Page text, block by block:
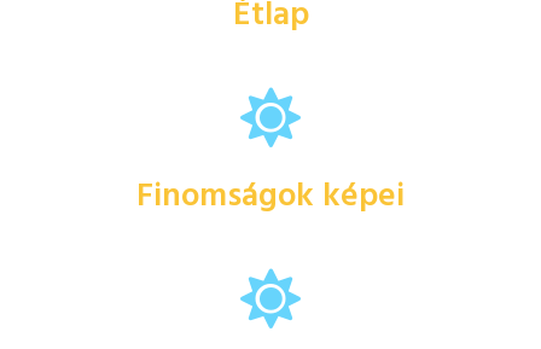
Étlap
Finomságok képei